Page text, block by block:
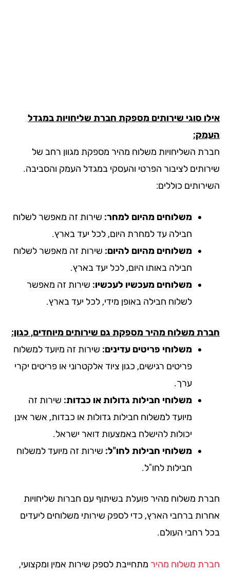
סוגי שירותים מספקת חברת שליחויות במגדל
השליחויות משלוח מהיר מספקת מגוון רחב של
לציבור הפרטי והעסקי במגדל העמק והסביבה.
כוללים:
משלוחים מהיום למחר:שירות זה מאפשר לשלוח
חבילה עד למחרת היום, לכל יעד בארץ.
משלוחים מהיום להיום:שירות זה מאפשר לשלוח
חבילה באותו היום, לכל יעד בארץ.
משלוחים מעכשיו לעכשיו:שירות זה מאפשר
לשלוח חבילה באופן מידי, לכל יעד בארץ.
משלוח מהיר מספקת גם שירותים מיוחדים, כגון:
משלוחי פריטים עדינים:שירות זה מיועד למשלוח
פריטים רגישים, כגון ציוד אלקטרוני או פריטים יקרי
משלוחי חבילות גדולות או כבדות:שירות זה
מיועד למשלוח חבילות גדולות או כבדות, אשר אינן
יכולות להישלח באמצעות דואר ישראל.
משלוחי חבילות לחו"ל:שירות זה מיועד למשלוח
חבילות לחו"ל.
משלוח מהיר פועלת בשיתוף עם חברות שליחויות
ברחבי הארץ, כדי לספק שירותי משלוחים ליעדים
רחבי העולם.
משלוח מהיר מתחייבת לספק שירות אמין ומקצועי,